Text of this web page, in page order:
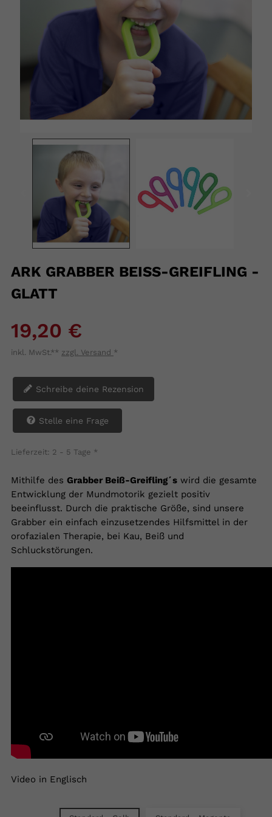
ARK GRABBER BEISS-GREIFLING - G
LATT
19,20 €
inkl. MwSt.** zzgl. Versand *
Schreibe deine Rezension
Stelle eine Frage
Lieferzeit: 2 - 5 Tage *
Mithilfe des Grabber Beiß-Greifling´s wird die gesamte
Entwicklung der Mundmotorik gezielt positiv
beeinflusst. Durch die praktische Größe, sind unsere
Grabber ein einfach einzusetzendes Hilfsmittel in der
orofazialen Therapie, bei Kau, Beiß und
Schluckstörungen.
Video in Englisch